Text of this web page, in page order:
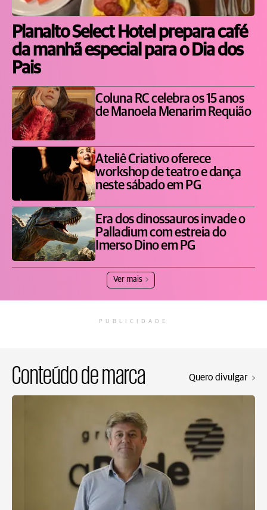
Planalto Select Hotel prepara café
da manhã especial para o Dia dos
Pais
Coluna RC celebra os 15 anos
de Manoela Menarim Requião
Ateliê Criativo oferece
workshop de teatro e dança
neste sábado em PG
Era dos dinossauros invade o
Palladium com estreia do
Imerso Dino em PG
Ver mais
PUBLICIDADE
Conteúdo de marca Quero divulgar